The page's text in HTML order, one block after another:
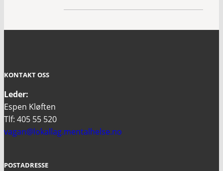
KONTAKT OSS
Leder:
Espen Kløften
Tlf: 405 55 520
vagan@lokallag.mentalhelse.no
POSTADRESSE